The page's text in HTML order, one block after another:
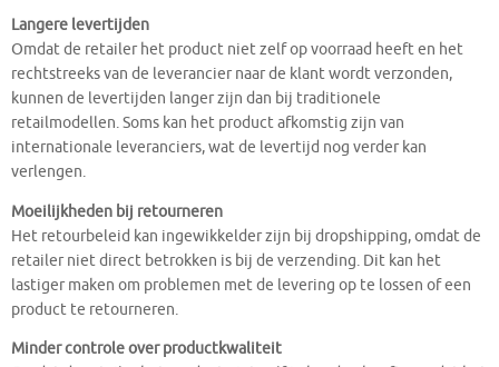
Langere levertijden
Omdat de retailer het product niet zelf op voorraad heeft en het
rechtstreeks van de leverancier naar de klant wordt verzonden,
kunnen de levertijden langer zijn dan bij traditionele
retailmodellen. Soms kan het product afkomstig zijn van
internationale leveranciers, wat de levertijd nog verder kan
verlengen.
Moeilijkheden bij retourneren
Het retourbeleid kan ingewikkelder zijn bij dropshipping, omdat de
retailer niet direct betrokken is bij de verzending. Dit kan het
lastiger maken om problemen met de levering op te lossen of een
product te retourneren.
Minder controle over productkwaliteit